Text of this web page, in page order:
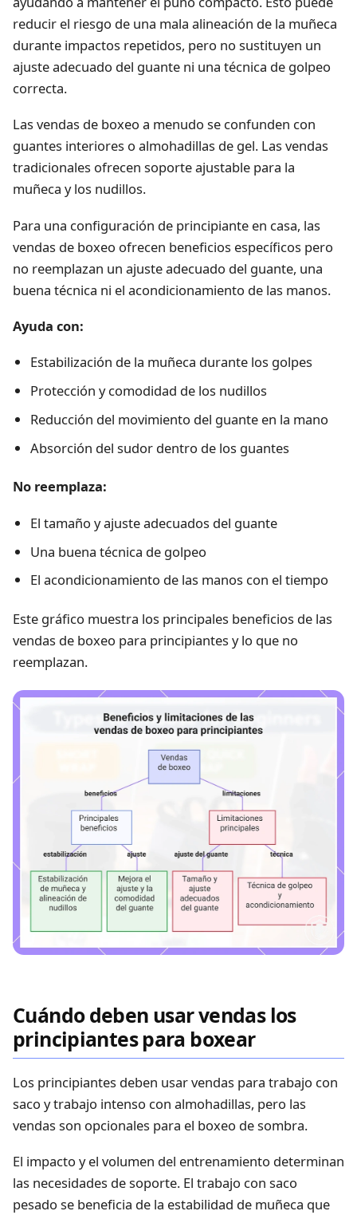
reducir el riesgo de una mala alineación de la muñeca
durante impactos repetidos, pero no sustituyen un
ajuste adecuado del guante ni una técnica de golpeo
correcta.
Las vendas de boxeo a menudo se confunden con
guantes interiores o almohadillas de gel. Las vendas
tradicionales ofrecen soporte ajustable para la
muñeca y los nudillos.
Para una configuración de principiante en casa, las
vendas de boxeo ofrecen beneficios específicos pero
no reemplazan un ajuste adecuado del guante, una
buena técnica ni el acondicionamiento de las manos.
Ayuda con:
Estabilización de la muñeca durante los golpes
Protección y comodidad de los nudillos
Reducción del movimiento del guante en la mano
Absorción del sudor dentro de los guantes
No reemplaza:
El tamaño y ajuste adecuados del guante
Una buena técnica de golpeo
El acondicionamiento de las manos con el tiempo
Este gráfico muestra los principales beneficios de las
vendas de boxeo para principiantes y lo que no
reemplazan.
Cuándo deben usar vendas los
principiantes para boxear
Los principiantes deben usar vendas para trabajo con
saco y trabajo intenso con almohadillas, pero las
vendas son opcionales para el boxeo de sombra.
El impacto y el volumen del entrenamiento determinan
las necesidades de soporte. El trabajo con saco
pesado se beneficia de la estabilidad de muñeca que